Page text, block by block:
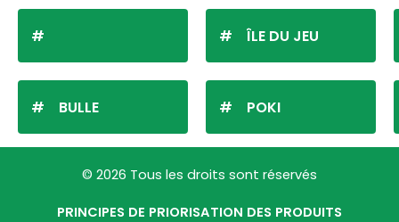
BULLE
ÎLE DU JEU
POKI
© 2026 Tous les droits sont réservés
PRINCIPES DE PRIORISATION DES PRODUITS